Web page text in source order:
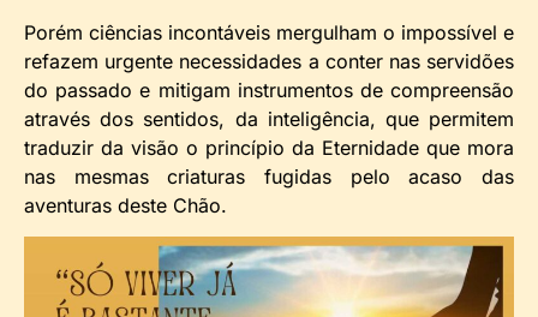
Porém ciências incontáveis mergulham o impossível e
refazem urgente necessidades a conter nas servidões
do passado e mitigam instrumentos de compreensão
através dos sentidos, da inteligência, que permitem
traduzir da visão o princípio da Eternidade que mora
nas mesmas criaturas fugidas pelo acaso das
aventuras deste Chão.